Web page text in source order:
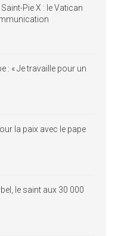
Pie X : le Vatican
: « Je travaille pour un
la paix avec le pape
le saint aux 30 000